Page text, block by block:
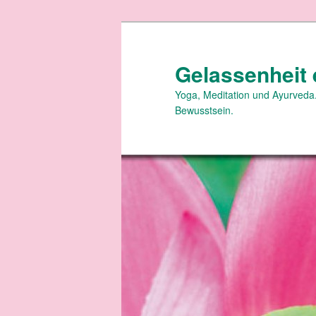
Gelassenheit
Yoga, Meditation und
Bewusstsein.